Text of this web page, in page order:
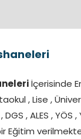
İçerisinde
, Lise ,
, ALES , YÖS ,
Eğitim